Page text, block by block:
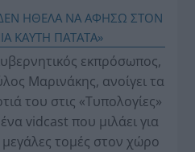
ΗΘΕΛΑ ΝΑ ΑΦΗΣΩ ΣΤΟΝ
ΚΑΥΤΗ ΠΑΤΑΤΑ»
εκπρόσωπος,
Μαρινάκης, ανοίγει τα
του στις «Τυπολογίες»
vidcast που μιλάει για
μεγάλες τομές στον χώρο